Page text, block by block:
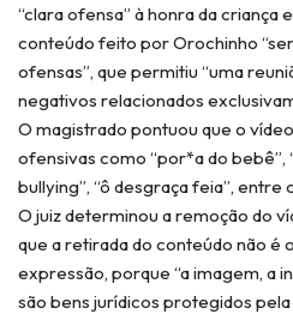
“clara ofensa” à honra da criança
conteúdo feito por Orochinho
ofensas”, que permitiu “uma
negativos relacionados
O magistrado pontuou que o
ofensivas como “por*a do
bullying”, “ô desgraça feia”, entre
O juiz determinou a remoção do
que a retirada do conteúdo não é
expressão, porque “a imagem, a
são bens jurídicos protegidos